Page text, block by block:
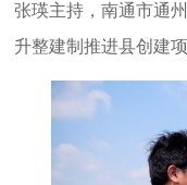
张瑛主持，南通市通
升整建制推进县创建